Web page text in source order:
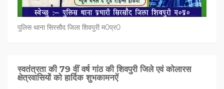
पुलिस थाना सिरसौद जिला शिवपुरी म0प्र0
स्वतंत्रता की 79 वीं वर्ष गांठ की शिवपुरी जिले एवं कोलारस
क्षेत्रवासियों को हार्दिक शुभकामनऐं